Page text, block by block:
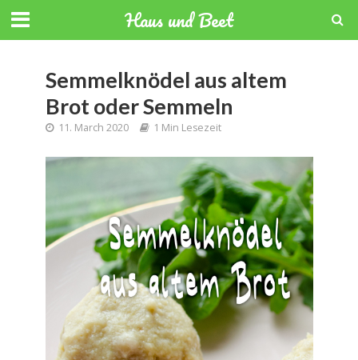
Haus und Beet
Semmelknödel aus altem
Brot oder Semmeln
11. March 2020 1 Min Lesezeit